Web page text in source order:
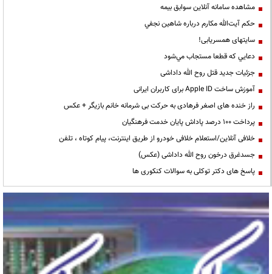
مشاهده سامانه آنلاين سوابق بیمه
حكم آيت‌الله مكارم درباره شاهين نجفي
سایتهای همسریابی!
دعايي كه قطعا مستجاب مي‌شود
جزئیات جدید قتل روح الله داداشی
آموزش ساخت Apple ID برای کاربران ایرانی
راز خنده های اصغر فرهادی به حرکت بی شرمانه خانم بازیگر + عکس
پرداخت ۱۰۰ درصد پاداش پایان خدمت فرهنگیان
خلافی آنلاین/استعلام خلافی خودرو از طریق اینترنت، پیام کوتاه ، تلفن
جسدغرق درخون روح الله داداشی (عکس)
پاسخ های دکتر توکلی به سوالات کنکوری ها